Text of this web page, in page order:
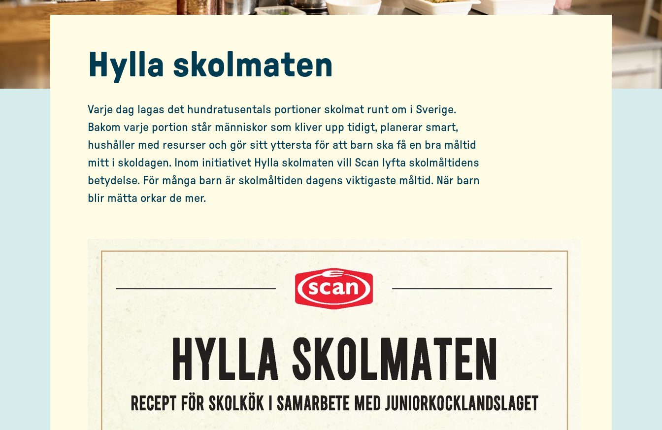
Hylla skolmaten
Varje dag lagas det hundratusentals portioner skolmat runt om i Sverige.
Bakom varje portion står människor som kliver upp tidigt, planerar smart,
hushåller med resurser och gör sitt yttersta för att barn ska få en bra måltid
mitt i skoldagen. Inom initiativet Hylla skolmaten vill Scan lyfta skolmåltidens
betydelse. För många barn är skolmåltiden dagens viktigaste måltid. När barn
blir mätta orkar de mer.